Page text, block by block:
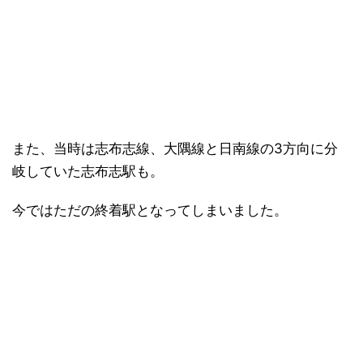
また、当時は志布志線、大隅線と日南線の3方向に分
岐していた志布志駅も。
今ではただの終着駅となってしまいました。